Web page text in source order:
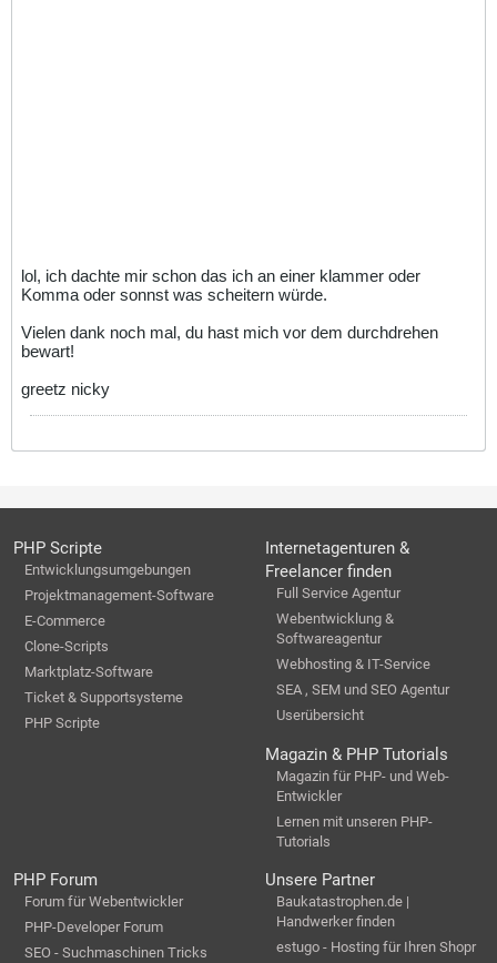
lol, ich dachte mir schon das ich an einer klammer oder
Komma oder sonnst was scheitern würde.
Vielen dank noch mal, du hast mich vor dem durchdrehen
bewart!
greetz nicky
PHP Scripte
Entwicklungsumgebungen
Projektmanagement-Software
E-Commerce
Clone-Scripts
Marktplatz-Software
Ticket & Supportsysteme
PHP Scripte
Internetagenturen &
Freelancer finden
Full Service Agentur
Webentwicklung &
Softwareagentur
Webhosting & IT-Service
SEA , SEM und SEO Agentur
Userübersicht
Magazin & PHP Tutorials
Magazin für PHP- und Web-
Entwickler
Lernen mit unseren PHP-
Tutorials
PHP Forum
Forum für Webentwickler
PHP-Developer Forum
SEO - Suchmaschinen Tricks
Unsere Partner
Baukatastrophen.de |
Handwerker finden
estugo - Hosting für Ihren Shopr